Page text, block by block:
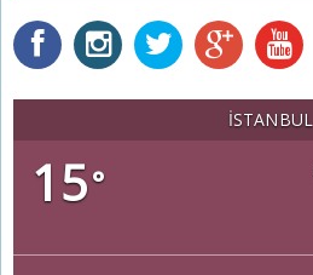
İSTANBUL
15°